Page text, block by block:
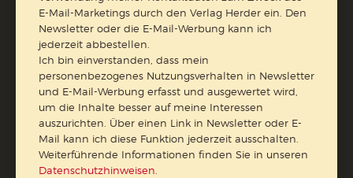
Nutzungsverhalten in Newsletter und E-Mail-Werbung
erfasst und ausgewertet wird, um die Inhalte besser auf
meine Interessen auszurichten. Über einen Link in
Newsletter oder E-Mail kann ich diese Funktion jederzeit
ausschalten.
Weiterführende Informationen finden Sie in unseren
Datenschutzhinweisen.
E-Mail
E-Mail-Marketings durch den Verlag Herder ein. Den
Newsletter oder die E-Mail-Werbung kann ich
jederzeit abbestellen.
Ich bin einverstanden, dass mein
personenbezogenes Nutzungsverhalten in Newsletter
und E-Mail-Werbung erfasst und ausgewertet wird,
um die Inhalte besser auf meine Interessen
auszurichten. Über einen Link in Newsletter oder E-
Mail kann ich diese Funktion jederzeit ausschalten.
Weiterführende Informationen finden Sie in unseren
Datenschutzhinweisen